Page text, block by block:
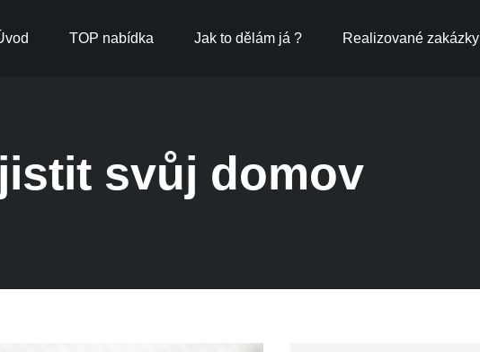
TOP nabídka Jak to dělám já ? Realizované zakázky
svůj domov